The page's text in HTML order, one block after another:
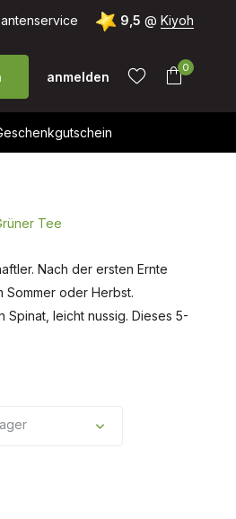
40 € 9,5 @ Kiyoh
anmelden
anlegen
anlegen
0
Tee
Nach der ersten Ernte
Sommer oder Herbst.
Spinat, leicht nussig. Dieses 5-